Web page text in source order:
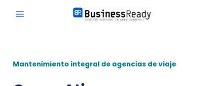
Mantenimiento integral de agencias de viaje